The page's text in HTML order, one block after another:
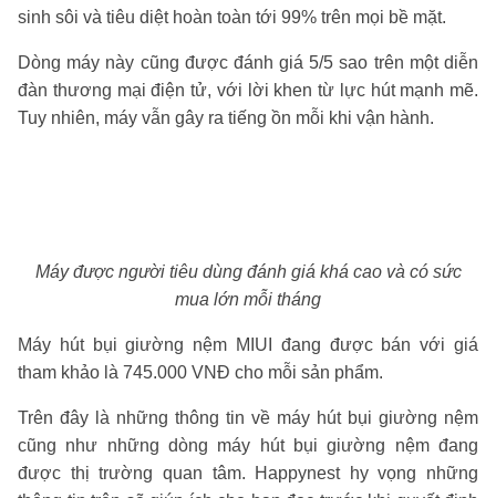
sinh sôi và tiêu diệt hoàn toàn tới 99% trên mọi bề mặt.
Dòng máy này cũng được đánh giá 5/5 sao trên một diễn
đàn thương mại điện tử, với lời khen từ lực hút mạnh mẽ.
Tuy nhiên, máy vẫn gây ra tiếng ồn mỗi khi vận hành.
Máy được người tiêu dùng đánh giá khá cao và có sức
mua lớn mỗi tháng
Máy hút bụi giường nệm MIUI đang được bán với giá
tham khảo là 745.000 VNĐ cho mỗi sản phẩm.
Trên đây là những thông tin về máy hút bụi giường nệm
cũng như những dòng máy hút bụi giường nệm đang
được thị trường quan tâm. Happynest hy vọng những